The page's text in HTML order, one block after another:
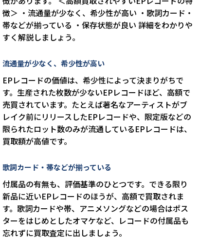
徴＞ ・流通量が少なく、希少性が高い ・歌詞カード・
帯などが揃っている ・保存状態が良い 詳細をわかりや
すく解説しましょう。
流通量が少なく、希少性が高い
EPレコードの価値は、希少性によって決まりがちで
す。生産された枚数が少ないEPレコードほど、高額で
売買されています。たとえば著名なアーティストがブ
レイク前にリリースしたEPレコードや、限定版などの
限られたロット数のみが流通しているEPレコードは、
買取額が高値です。
歌詞カード・帯などが揃っている
付属品の有無も、評価基準のひとつです。できる限り
新品に近いEPレコードのほうが、高額で買取されま
す。歌詞カードや帯、アニメソングなどの場合はポス
ターをはじめとしたオマケなど、レコードの付属品も
忘れずに買取査定に出しましょう。